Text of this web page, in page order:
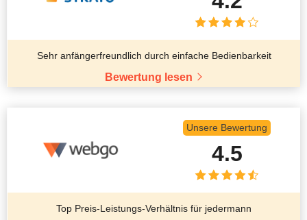
Sehr anfängerfreundlich durch einfache Bedienbarkeit
Bewertung lesen
Unsere Bewertung
4.5
Top Preis-Leistungs-Verhältnis für jedermann